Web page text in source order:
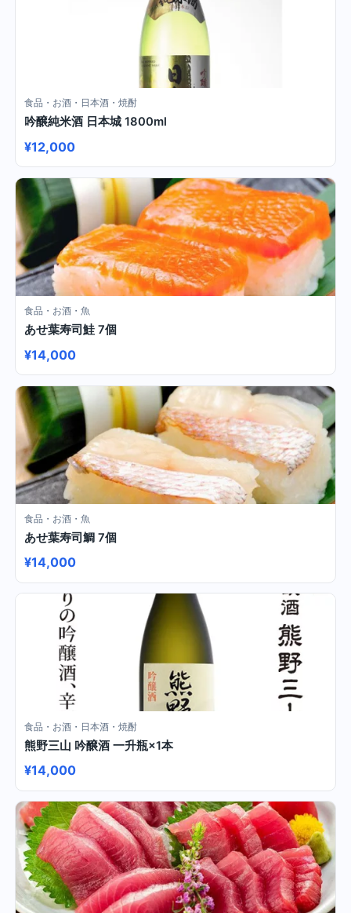
食品・お酒・日本酒・焼酎
吟醸純米酒 日本城 1800ml
¥12,000
食品・お酒・魚
あせ葉寿司鮭 7個
¥14,000
食品・お酒・魚
あせ葉寿司鯛 7個
¥14,000
食品・お酒・日本酒・焼酎
熊野三山 吟醸酒 一升瓶×1本
¥14,000